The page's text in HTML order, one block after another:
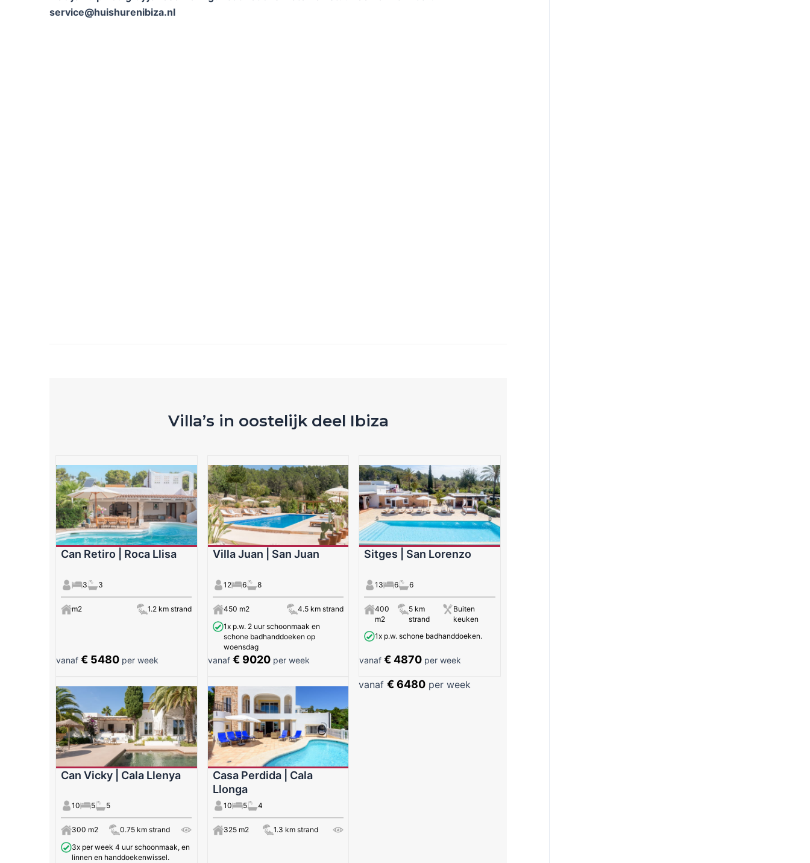
service@huishurenibiza.nl
Villa’s in oostelijk deel Ibiza
Can Retiro | Roca Llisa
3 3
m2 1.2 km strand
vanaf € 5480 per week
Villa Juan | San Juan
12 6 8
450 m2
4.5 km strand
1x p.w. 2 uur schoonmaak en
schone badhanddoeken op
woensdag
vanaf € 9020per week
Sitges | San Lorenzo
13 6 6
400
m2
5 km
strand
Buiten
keuken
1x p.w. schone badhanddoeken.
vanaf€ 4870 per week
Can Vicky | Cala Llenya
10 5 5
300 m2
0.75 km strand
3x per week 4 uur schoonmaak, en
linnen en handdoekenwissel.
Casa Perdida | Cala
Llonga
10 5 4
325 m2 1.3 km strand
vanaf€ 6480 per week